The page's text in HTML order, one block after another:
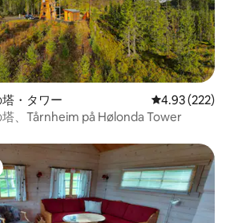
・タワー レビュー222
4.93 (222)
塔、Tårnheim på Hølonda Tower
イスです。